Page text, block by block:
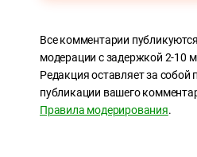
Все комментарии
модерации с задержкой 2-10
Редакция оставляет за собой
публикации вашего
Правила модерирования.